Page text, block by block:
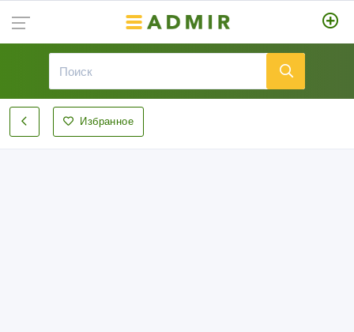
Избранное